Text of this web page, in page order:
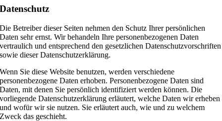
Datenschutz
Die Betreiber dieser Seiten nehmen den Schutz Ihrer persönlichen
Daten sehr ernst. Wir behandeln Ihre personenbezogenen Daten
vertraulich und entsprechend den gesetzlichen Datenschutzvorschriften
sowie dieser Datenschutzerklärung.
Wenn Sie diese Website benutzen, werden verschiedene
personenbezogene Daten erhoben. Personenbezogene Daten sind
Daten, mit denen Sie persönlich identifiziert werden können. Die
vorliegende Datenschutzerklärung erläutert, welche Daten wir erheben
und wofür wir sie nutzen. Sie erläutert auch, wie und zu welchem
Zweck das geschieht.